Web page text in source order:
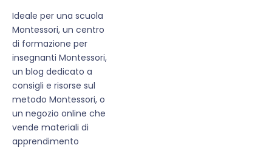
Ideale per una scuola
Montessori, un centro
di formazione per
insegnanti Montessori,
un blog dedicato a
consigli e risorse sul
metodo Montessori, o
un negozio online che
vende materiali di
apprendimento